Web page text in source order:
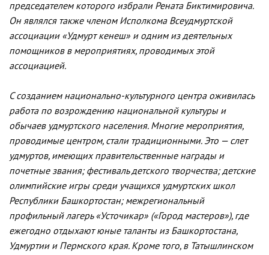
председателем которого избрали Рената Биктимировича.
Он являлся также членом Исполкома Всеудмуртской
ассоциации «Удмурт кенеш» и одним из деятельных
помощников в мероприятиях, проводимых этой
ассоциацией.
С созданием национально-культурного центра оживилась
работа по возрождению национальной культуры и
обычаев удмуртского населения. Многие мероприятия,
проводимые центром, стали традиционными. Это — слет
удмуртов, имеющих правительственные награды и
почетные звания; фестиваль детского творчества; детские
олимпийские игры среди учащихся удмуртских школ
Республики Башкортостан; межрегиональный
профильный лагерь «Усточикар» («Город мастеров»), где
ежегодно отдыхают юные таланты из Башкортостана,
Удмуртии и Пермского края. Кроме того, в Татышлинском